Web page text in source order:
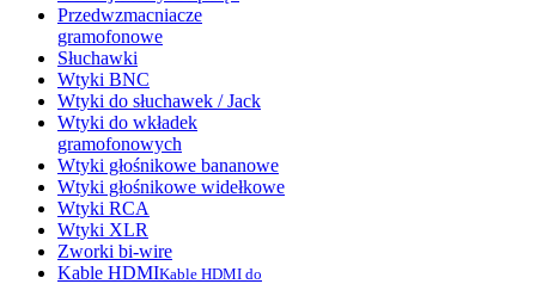
Przedwzmacniacze
gramofonowe
Słuchawki
Wtyki BNC
Wtyki do słuchawek / Jack
Wtyki do wkładek
gramofonowych
Wtyki głośnikowe bananowe
Wtyki głośnikowe widełkowe
Wtyki RCA
Wtyki XLR
Zworki bi-wire
Kable HDMIKable HDMI do